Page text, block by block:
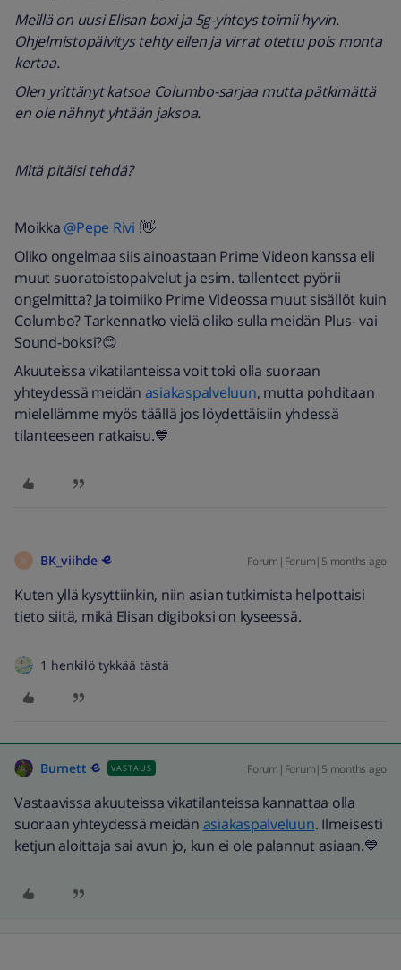
Meillä on uusi Elisan boxi ja 5g-yhteys toimii hyvin.
Ohjelmistopäivitys tehty eilen ja virrat otettu pois monta
kertaa.
Olen yrittänyt katsoa Columbo-sarjaa mutta pätkimättä
en ole nähnyt yhtään jaksoa.
Mitä pitäisi tehdä?
Moikka ​ @Pepe Rivi !👋
Oliko ongelmaa siis ainoastaan Prime Videon kanssa eli
muut suoratoistopalvelut ja esim. tallenteet pyörii
ongelmitta? Ja toimiiko Prime Videossa muut sisällöt kuin
Columbo? Tarkennatko vielä oliko sulla meidän Plus- vai
Sound-boksi?😊
Akuuteissa vikatilanteissa voit toki olla suoraan
yhteydessä meidän asiakaspalveluun, mutta pohditaan
mielellämme myös täällä jos löydettäisiin yhdessä
tilanteeseen ratkaisu.💙
B BK_viihde Forum|Forum|5 months ago
Kuten yllä kysyttiinkin, niin asian tutkimista helpottaisi
tieto siitä, mikä Elisan digiboksi on kyseessä.
1 henkilö tykkää tästä
Burnett VASTAUS Forum|Forum|5 months ago
Vastaavissa akuuteissa vikatilanteissa kannattaa olla
suoraan yhteydessä meidän asiakaspalveluun. Ilmeisesti
ketjun aloittaja sai avun jo, kun ei ole palannut asiaan.💙